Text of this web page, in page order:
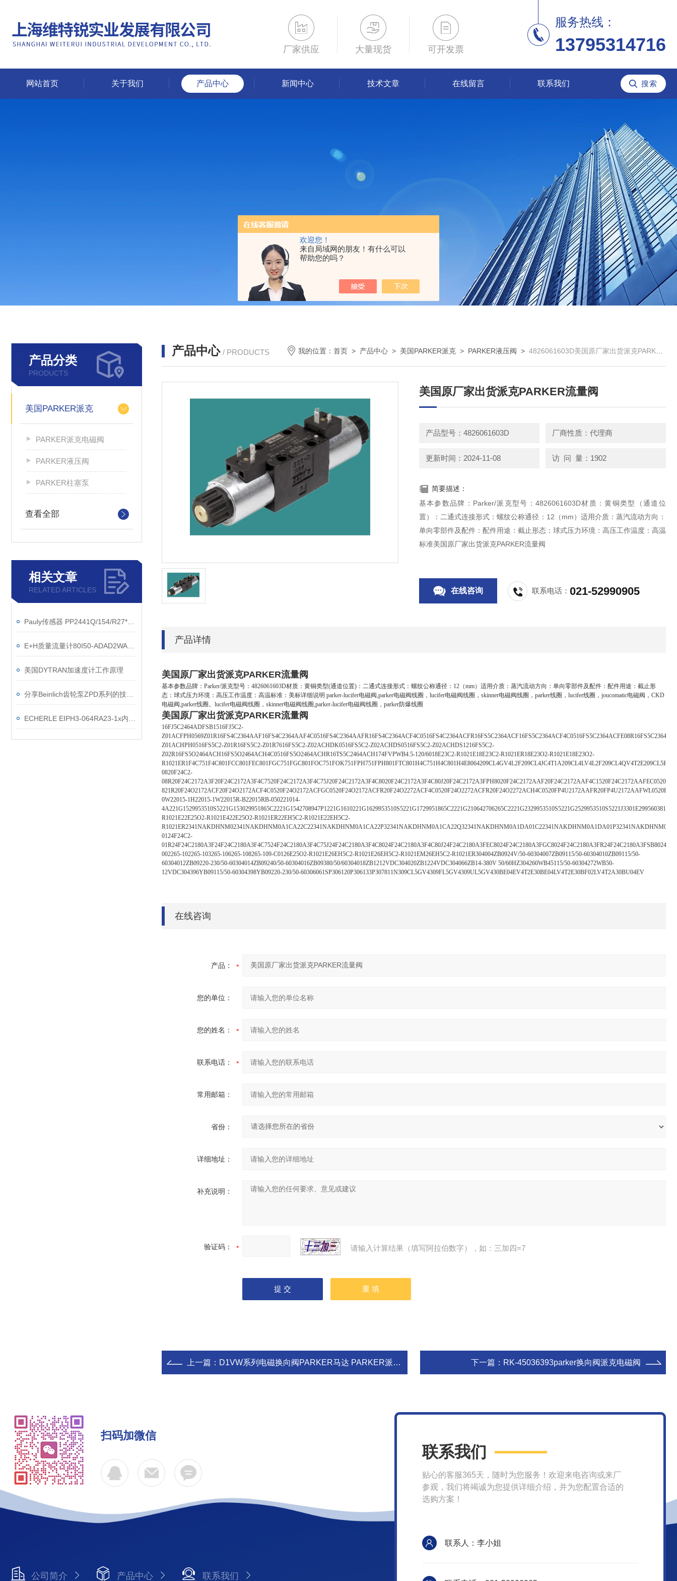
欢迎您！
来自局域网的朋友！有什么可以
帮助您的吗？
厂家供应 大量现货 可开发票
服务热线：
13795314716
网站首页 关于我们 产品中心 新闻中心 技术文章 在线留言 联系我们
产品分类
PRODUCTS
美国PARKER派克
PARKER派克电磁阀
PARKER液压阀
PARKER柱塞泵
查看全部
相关文章
RELATED ARTICLES
美国DYTRAN加速度计工作原理
产品中心 / PRODUCTS 我的位置：首页 > 产品中心 > 美国PARKER派克 > PARKER液压阀 >4826061603D美国原厂家出货派克PARKER流量阀
美国原厂家出货派克PARKER流量阀
产品型号：4826061603D 厂商性质：代理商
更新时间：2024-11-08 访 问 量：1902
简要描述：
基本参数品牌：Parker/派克型号：4826061603D材质：黄铜类型（通道位
置）：二通式连接形式：螺纹公称通径：12（mm）适用介质：蒸汽流动方向：
单向零部件及配件：配件用途：截止形态：球式压力环境：高压工作温度：高温
标准美国原厂家出货派克PARKER流量阀
在线咨询 联系电话：021-52990905
产品详情
美国原厂家出货派克PARKER流量阀
基本参数品牌：Parker/派克型号：4826061603D材质：黄铜类型(通道位置)：二通式连接形式：螺纹公称通径：12（mm）适用介质：蒸汽流动方向：单向零部件及配件：配件用途：截止形
态：球式压力环境：高压工作温度：高温标准：美标详细说明 parker-lucifer电磁阀,parker电磁阀线圈，lucifer电磁阀线圈，skinner电磁阀线圈，parker线圈，lucifer线圈，joucomatic电磁阀，CKD
电磁阀,parker线圈。lucifer电磁阀线圈，skinner电磁阀线圈,parker-lucifer电磁阀线圈，parker防爆线圈
美国原厂家出货派克PARKER流量阀
16FJ5C2464ADFSB1516FJ5C2-
Z01ACHPH0516FS5C2-Z01R16FS5C2-Z01R7616FS5C2-Z02ACHDK0516FS5C2-Z02ACHDS0516FS5C2-Z02ACHDS1216FS5C2-
Z02R16FS5O2464ACH16FS5O2464ACH4C0516FS5O2464ACHR16TS5C2464ACH174FVPWB4.5-120/6018E23C2-R1021E18E23C2-R1021ER18E23O2-R1021E18E23O2-
0820F24C2-
0W22015-1H22015-1W22015R-B22015RB-050221014-
R1021E22E25O2-R1021E422E25O2-R1021ER22EH5C2-R1021E22EH5C2-
0124F24C2-
002265-102265-103265-106265-108265-109-C0126E25O2-R1021E26EH5C2-R1021E26EH5C2-R1021EM26EH5C2-R1021ER304004ZB0924V/50-60304007ZB09115/50-60304010ZB09115/50-
60304012ZB09220-230/50-60304014ZB09240/50-60304016ZB09380/50/60304018ZB1212VDC304020ZB1224VDC304066ZB14-380V 50/60HZ304260WB45115/50-60304272WB50-
12VDC304396YB09115/50-60304398YB09220-230/50-60306061SP306120P306133P307811N309CL5GV4309FL5GV4309UL5GV430BE04EV4T2E30BE04LV4T2E30BF02LV4T2A30BU04EV
在线咨询
产品：
您的单位：
您的姓名：
联系电话：
常用邮箱：
省份：
详细地址：
补充说明：
验证码： 请输入计算结果（填写阿拉伯数字），如：三加四=7
上一篇： D1VW系列电磁换向阀PARKER马达 PARKER派克气缸 下一篇： RK-45036393parker换向阀派克电磁阀
扫码加微信
公司简介 产品中心 联系我们
联系我们
贴心的客服365天，随时为您服务！欢迎来电咨询或来厂
参观，我们将竭诚为您提供详细介绍，并为您配置合适的
选购方案！
联系人：李小姐